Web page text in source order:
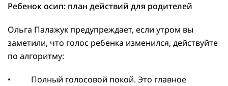
Ребенок осип: план действий для родителей
Ольга Палажук предупреждает, если утром вы
заметили, что голос ребенка изменился, действуйте
по алгоритму:
• Полный голосовой покой. Это главное